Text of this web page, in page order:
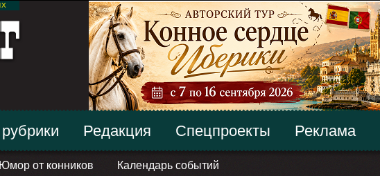
Юмор от конников Календарь событий
Редакция Спецпроекты Реклама